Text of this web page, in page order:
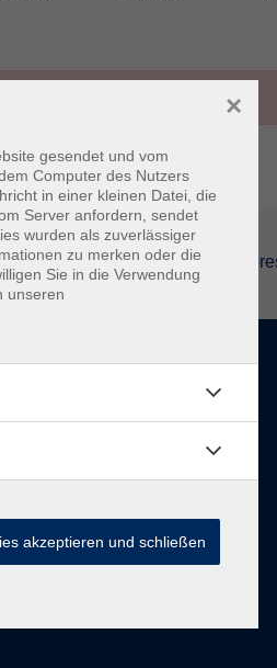
Datenschutzerklärung
Öffnungszeiten
Dienstag
gesendet und vom
Computer des Nutzers
in einer kleinen Datei, die
Server anfordern, sendet
wurden als zuverlässiger
zu merken oder die
Sie in die Verwendung
unseren
×
akzeptieren und schließen